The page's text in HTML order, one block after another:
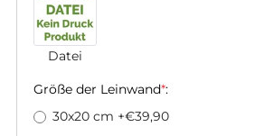
Datei
Größe der Leinwand*:
30x20 cm +€39,90